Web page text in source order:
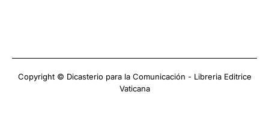
Copyright © Dicasterio para la Comunicación - Libreria Editrice
Vaticana